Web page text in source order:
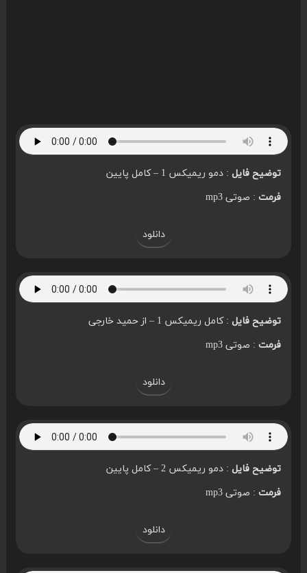
توضیح فایل: دمو ریمیکس 1 – کامل پایین
فرمت: صوتی mp3
دانلود
توضیح فایل: کامل ریمیکس 1 – از حمید خارجی
فرمت: صوتی mp3
دانلود
توضیح فایل: دمو ریمیکس 2 – کامل پایین
فرمت: صوتی mp3
دانلود